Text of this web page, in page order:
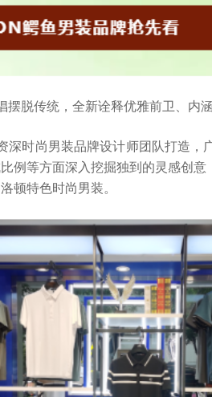
摆脱传统，全新诠释优雅前卫、内
深时尚男装品牌设计师团队打造
例等方面深入挖掘独到的灵感创
顿特色时尚男装。